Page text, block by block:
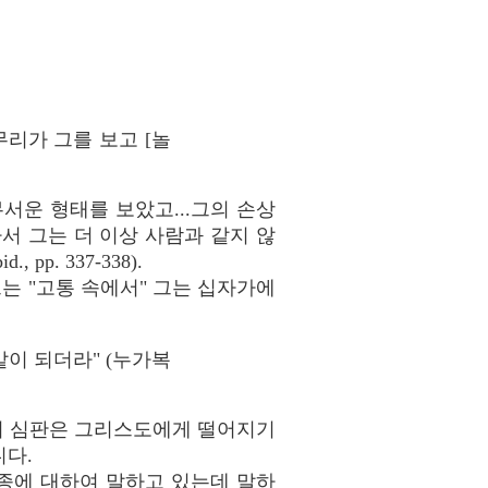
리가 그를 보고 [놀
운 형태를 보았고...그의 손상
그는 더 이상 사람과 같지 않
pp. 337-338).
"고통 속에서" 그는 십자가에
이 되더라" (누가복
판은 그리스도에게 떨어지기
다.
에 대하여 말하고 있는데 말하